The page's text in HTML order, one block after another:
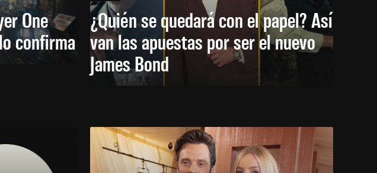
One
confirma
¿Quién se quedará con el papel? Así
van las apuestas por ser el nuevo
James Bond